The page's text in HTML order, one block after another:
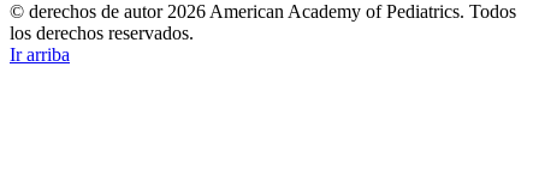
© derechos de autor 2026 American Academy of Pediatrics. Todos
los derechos reservados.
Ir arriba